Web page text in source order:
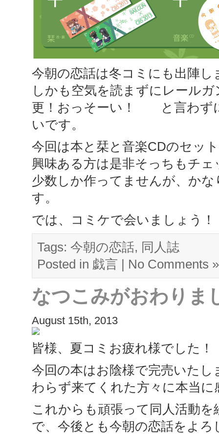
今朝の恋話は冬コミにも出陣し
しかも空気を読まずにレール
更！おっそーい！ と言わず
いです。
今回は本と栞と音楽CDのセッ
興味ある方は是非そっちもチ
少数しか作ってませんが、か
す。
では、コミケで会いましょう！
Tags: 今朝の恋話, 同人誌
Posted in 戯言 | No Comments »
なつこみがおわりま
August 15th, 2013
皆様、夏コミお疲れ様でした！
今回の本はお陰様で完売いた
わらず来てくれた方々に本当
これからも頑張って同人活動
で、今後とも今朝の恋話をよ